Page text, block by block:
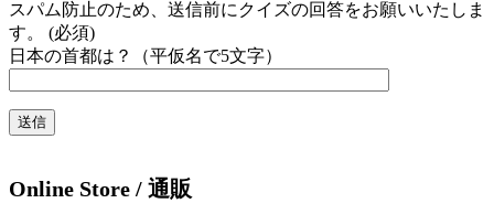
スパム防止のため、送信前にクイズの回答をお願いいたしま
す。 (必須)
日本の首都は？（平仮名で5文字）
Online Store / 通販